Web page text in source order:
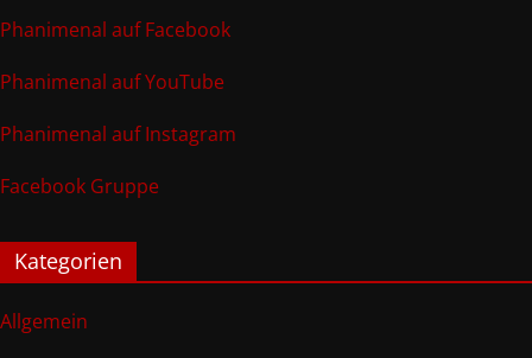
Phanimenal auf Facebook
Phanimenal auf YouTube
Phanimenal auf Instagram
Facebook Gruppe
Kategorien
Allgemein